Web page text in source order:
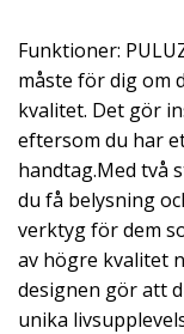
Funktioner:
måste för dig om
kvalitet. Det gör
eftersom du har
handtag.Med två
du få belysning
verktyg för dem
av högre kvalitet
designen gör att
unika